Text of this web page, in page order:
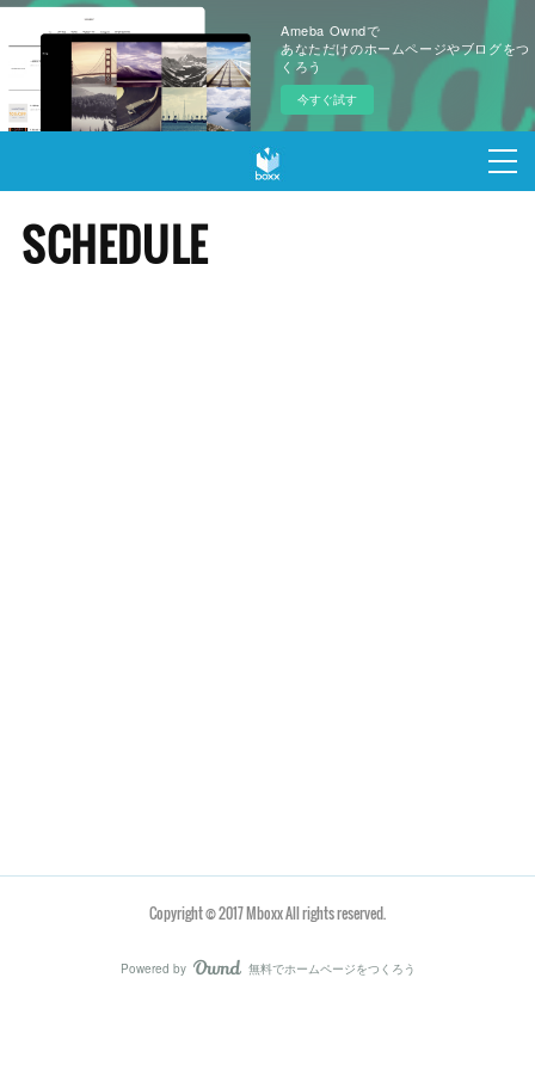
Ameba Owndで
あなただけのホームページやブログをつ
くろう
今すぐ試す
SCHEDULE
Copyright © 2017 Mboxx All rights reserved.
Powered by AmebaOwnd
無料でホームページをつくろう